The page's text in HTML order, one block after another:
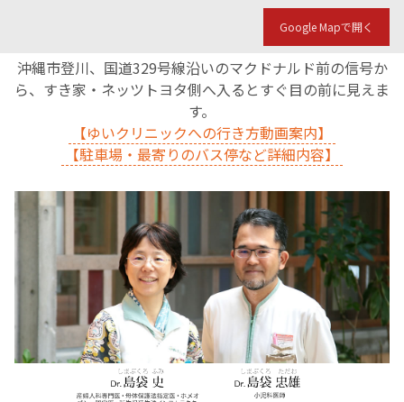
Google Mapで開く
沖縄市登川、国道329号線沿いのマクドナルド前の信号か
ら、すき家・ネッツトヨタ側へ入るとすぐ目の前に見えま
す。
【ゆいクリニックへの行き方動画案内】
【駐車場・最寄りのバス停など詳細内容】